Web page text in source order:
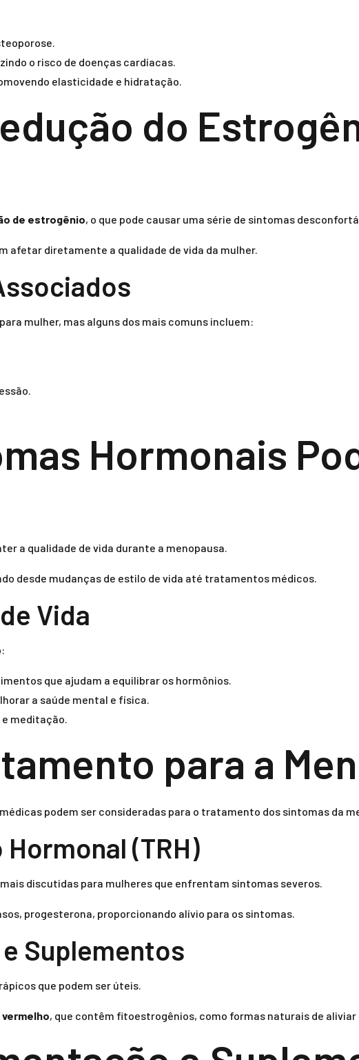
o risco de doenças cardíacas.
elasticidade e hidratação.
do
de estrogênio, o que pode causar uma série de sintomas
afetar diretamente a qualidade de vida da mulher.
mulher, mas alguns dos mais comuns incluem:
Hormonais
a qualidade de vida durante a menopausa.
desde mudanças de estilo de vida até tratamentos médicos.
Vida
que ajudam a equilibrar os hormônios.
a saúde mental e física.
meditação.
para a
podem ser consideradas para o tratamento dos sintomas da
(TRH)
discutidas para mulheres que enfrentam sintomas severos.
progesterona, proporcionando alívio para os sintomas.
Suplementos
que podem ser úteis.
, que contêm fitoestrogênios, como formas naturais de aliviar